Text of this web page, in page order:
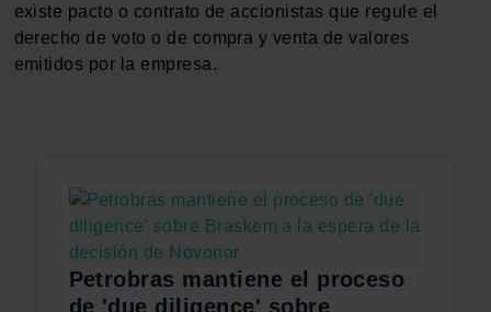
existe pacto o contrato de accionistas que regule el
derecho de voto o de compra y venta de valores
emitidos por la empresa.
Petrobras mantiene el proceso
de 'due diligence' sobre